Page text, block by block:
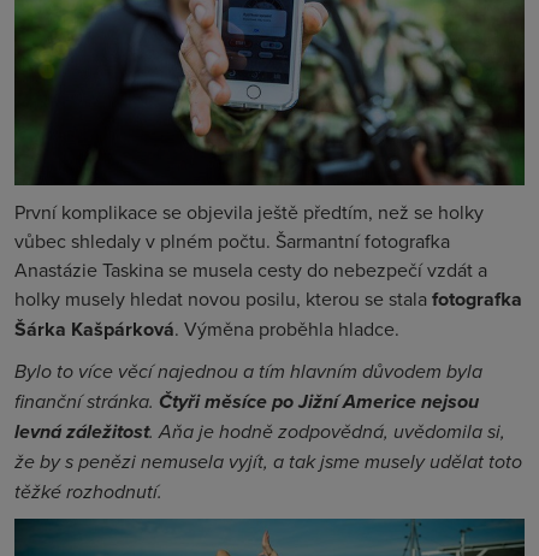
První komplikace se objevila ještě předtím, než se holky
vůbec shledaly v plném počtu. Šarmantní fotografka
Anastázie Taskina se musela cesty do nebezpečí vzdát a
holky musely hledat novou posilu, kterou se stalafotografka
Šárka Kašpárková. Výměna proběhla hladce.
Bylo to více věcí najednou a tím hlavním důvodem byla
finanční stránka. Čtyři měsíce po Jižní Americe nejsou
levná záležitost. Aňa je hodně zodpovědná, uvědomila si,
že by s penězi nemusela vyjít, a tak jsme musely udělat toto
těžké rozhodnutí.